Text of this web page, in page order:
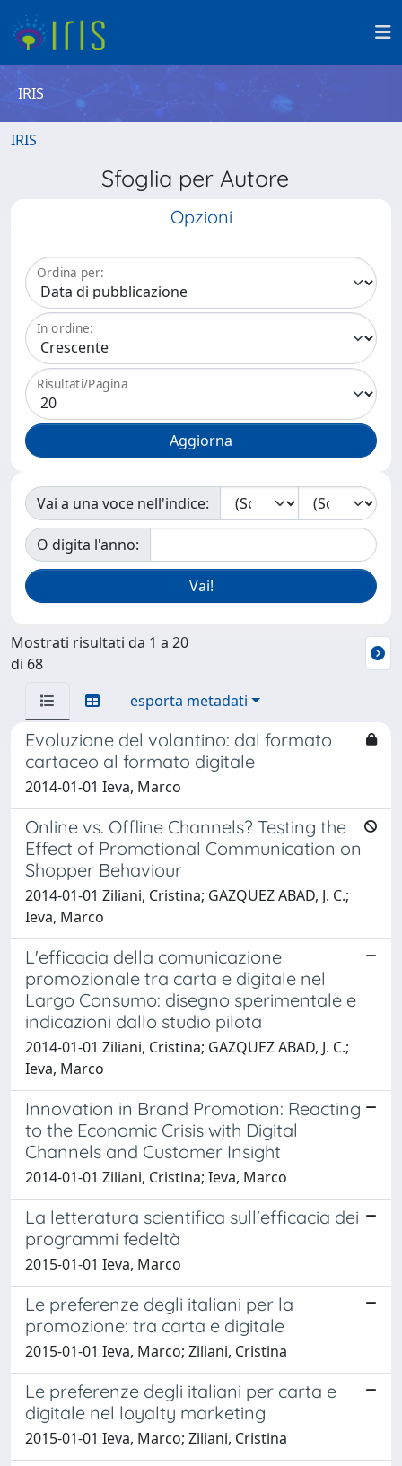
IRIS
IRIS
Sfoglia per Autore
Opzioni
Ordina per:
In ordine:
Risultati/Pagina
Vai a una voce nell'indice:
O digita l'anno:
Mostrati risultati da 1 a 20
di 68
esporta metadati
Evoluzione del volantino: dal formato
cartaceo al formato digitale
2014-01-01 Ieva, Marco
Online vs. Offline Channels? Testing the
Effect of Promotional Communication on
Shopper Behaviour
2014-01-01 Ziliani, Cristina; GAZQUEZ ABAD, J. C.;
Ieva, Marco
L'efficacia della comunicazione
promozionale tra carta e digitale nel
Largo Consumo: disegno sperimentale e
indicazioni dallo studio pilota
2014-01-01 Ziliani, Cristina; GAZQUEZ ABAD, J. C.;
Ieva, Marco
Innovation in Brand Promotion: Reacting
to the Economic Crisis with Digital
Channels and Customer Insight
2014-01-01 Ziliani, Cristina; Ieva, Marco
La letteratura scientifica sull'efficacia dei
programmi fedeltà
2015-01-01 Ieva, Marco
Le preferenze degli italiani per la
promozione: tra carta e digitale
2015-01-01 Ieva, Marco; Ziliani, Cristina
Le preferenze degli italiani per carta e
digitale nel loyalty marketing
2015-01-01 Ieva, Marco; Ziliani, Cristina